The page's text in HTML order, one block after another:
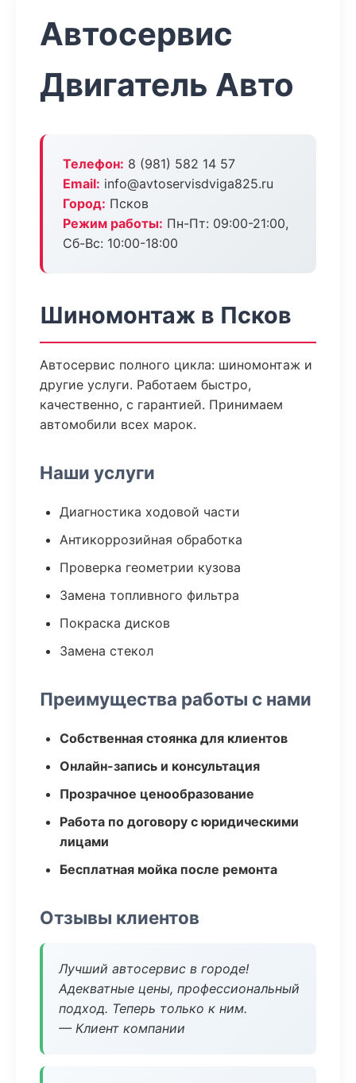
Автосервис
Двигатель Авто
Телефон: 8 (981) 582 14 57
Email: info@avtoservisdviga825.ru
Город: Псков
Режим работы: Пн-Пт: 09:00-21:00,
Сб-Вс: 10:00-18:00
Шиномонтаж в Псков
Автосервис полного цикла: шиномонтаж и
другие услуги. Работаем быстро,
качественно, с гарантией. Принимаем
автомобили всех марок.
Наши услуги
Диагностика ходовой части
Антикоррозийная обработка
Проверка геометрии кузова
Замена топливного фильтра
Покраска дисков
Замена стекол
Преимущества работы с нами
Собственная стоянка для клиентов
Онлайн-запись и консультация
Прозрачное ценообразование
Работа по договору с юридическими
лицами
Бесплатная мойка после ремонта
Отзывы клиентов
Лучший автосервис в городе!
Адекватные цены, профессиональный
подход. Теперь только к ним.
— Клиент компании